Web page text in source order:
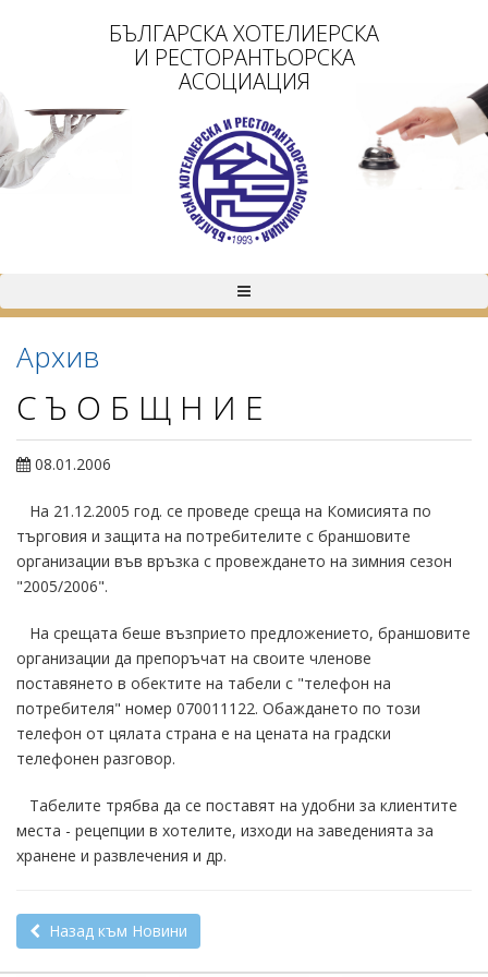
БЪЛГАРСКА ХОТЕЛИЕРСКА
И РЕСТОРАНТЬОРСКА
АСОЦИАЦИЯ
Архив
С Ъ О Б Щ Н И Е
08.01.2006
На 21.12.2005 год. се проведе среща на Комисията по
търговия и защита на потребителите с браншовите
организации във връзка с провеждането на зимния сезон
"2005/2006".
На срещата беше възприето предложението, браншовите
организации да препоръчат на своите членове
поставянето в обектите на табели с "телефон на
потребителя" номер 070011122. Обаждането по този
телефон от цялата страна е на цената на градски
телефонен разговор.
Табелите трябва да се поставят на удобни за клиентите
места - рецепции в хотелите, изходи на заведенията за
хранене и развлечения и др.
Назад към Новини